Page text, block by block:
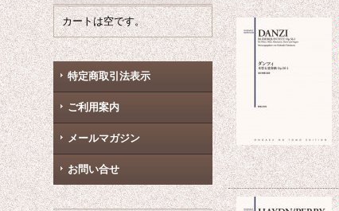
カートは空です。
特定商取引法表示
ご利用案内
メールマガジン
お問い合せ